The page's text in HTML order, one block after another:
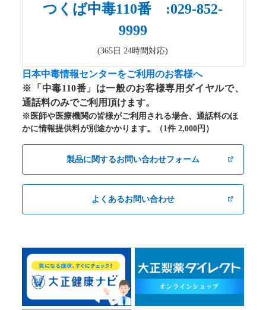
つくば中毒110番 :029-852-
9999
(365日 24時間対応)
日本中毒情報センターをご利用のお客様へ
※「中毒110番」は一般のお客様専用ダイヤルで、
通話料のみでご利用頂けます。
※医師や医療機関の皆様がご利用される場合、通話料のほ
かに情報提供料が別途かかります。（1件 2,000円）
製品に関するお問い合わせフォーム
よくあるお問い合わせ